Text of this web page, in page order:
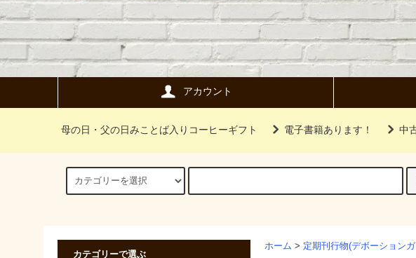
アカウント
母の日・父の日みことば入りコーヒーギフト 電子書籍あります！ 中
ホーム > 定期刊行物(デボーション
カテゴリーで選ぶ